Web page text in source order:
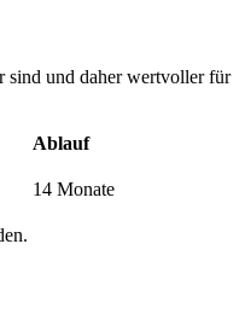
sind und daher wertvoller für
Ablauf
14 Monate